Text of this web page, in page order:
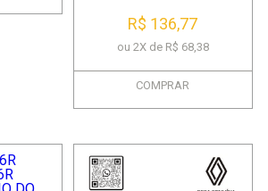
R$ 136,77
ou 2X de R$ 68,38
COMPRAR